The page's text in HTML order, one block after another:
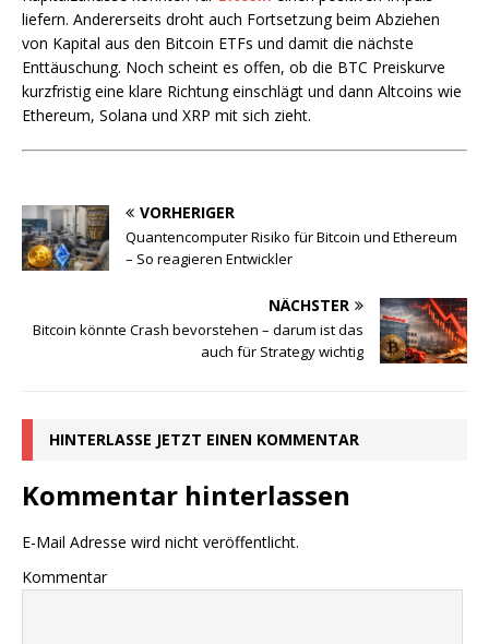
liefern. Andererseits droht auch Fortsetzung beim Abziehen
von Kapital aus den Bitcoin ETFs und damit die nächste
Enttäuschung. Noch scheint es offen, ob die BTC Preiskurve
kurzfristig eine klare Richtung einschlägt und dann Altcoins wie
Ethereum, Solana und XRP mit sich zieht.
VORHERIGER
Quantencomputer Risiko für Bitcoin und Ethereum
– So reagieren Entwickler
NÄCHSTER
Bitcoin könnte Crash bevorstehen – darum ist das
auch für Strategy wichtig
HINTERLASSE JETZT EINEN KOMMENTAR
Kommentar hinterlassen
E-Mail Adresse wird nicht veröffentlicht.
Kommentar